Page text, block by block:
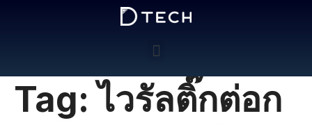
Tag:ไวรัลติ๊กต่อก